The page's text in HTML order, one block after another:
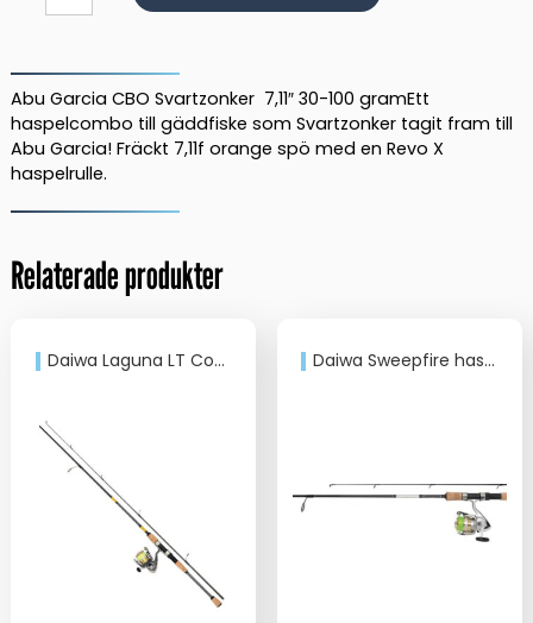
Garcia
Svartzonker
7,11"
mängd
Abu Garcia CBO Svartzonker 7,11″ 30-100 gramEtt
haspelcombo till gäddfiske som Svartzonker tagit fram till
Abu Garcia! Fräckt 7,11f orange spö med en Revo X
haspelrulle.
Relaterade produkter
Daiwa Laguna LT Combo. Daiwa Sweepfire haspelset + J-Braid X8 flätlina